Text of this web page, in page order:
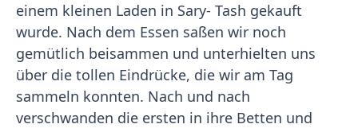
einem kleinen Laden in Sary- Tash gekauft
wurde. Nach dem Essen saßen wir noch
gemütlich beisammen und unterhielten uns
über die tollen Eindrücke, die wir am Tag
sammeln konnten. Nach und nach
verschwanden die ersten in ihre Betten und